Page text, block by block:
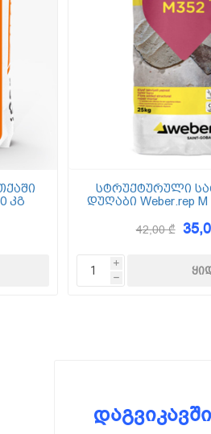
კგ
სტრუქტურული
დუღაბი Weber.rep M 352 -25კგ (5
42,00 ₾
i
h